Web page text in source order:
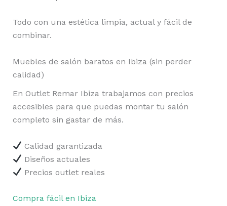
Todo con una estética limpia, actual y fácil de
combinar.
Muebles de salón baratos en Ibiza (sin perder
calidad)
En Outlet Remar Ibiza trabajamos con precios
accesibles para que puedas montar tu salón
completo sin gastar de más.
Calidad garantizada
Diseños actuales
Precios outlet reales
Compra fácil en Ibiza